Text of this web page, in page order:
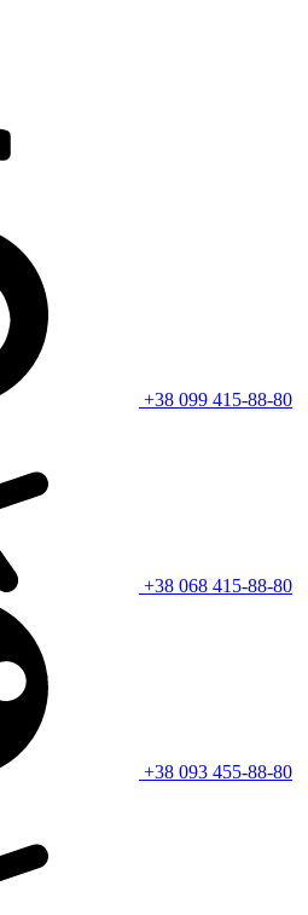
+38 099 415-88-80
+38 068 415-88-80
+38 093 455-88-80